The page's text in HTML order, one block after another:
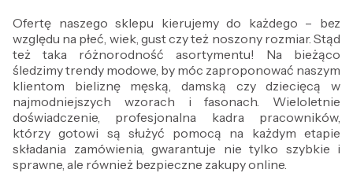
Ofertę naszego sklepu kierujemy do każdego – bez
względu na płeć, wiek, gust czy też noszony rozmiar. Stąd
też taka różnorodność asortymentu! Na bieżąco
śledzimy trendy modowe, by móc zaproponować naszym
klientom bieliznę męską, damską czy dziecięcą w
najmodniejszych wzorach i fasonach. Wieloletnie
doświadczenie, profesjonalna kadra pracowników,
którzy gotowi są służyć pomocą na każdym etapie
składania zamówienia, gwarantuje nie tylko szybkie i
sprawne, ale również bezpieczne zakupy online.